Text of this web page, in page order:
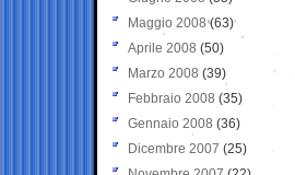
Maggio 2008(63)
Aprile 2008 (50)
Marzo 2008 (39)
Febbraio 2008 (35)
Gennaio 2008 (36)
Dicembre 2007 (25)